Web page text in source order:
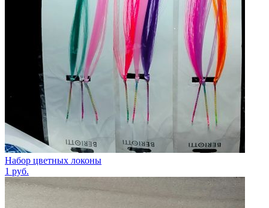
Набор цветных локоны
1 руб.